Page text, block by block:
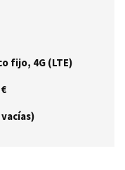
fijo, 4G (LTE)